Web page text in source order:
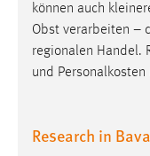
können auch
Obst verarbeiten –
regionalen Handel.
und
Research in